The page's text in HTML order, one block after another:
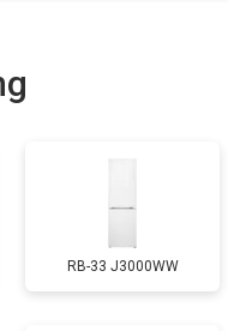
от 70 мин
от 50 мин
RB-33 J3000WW